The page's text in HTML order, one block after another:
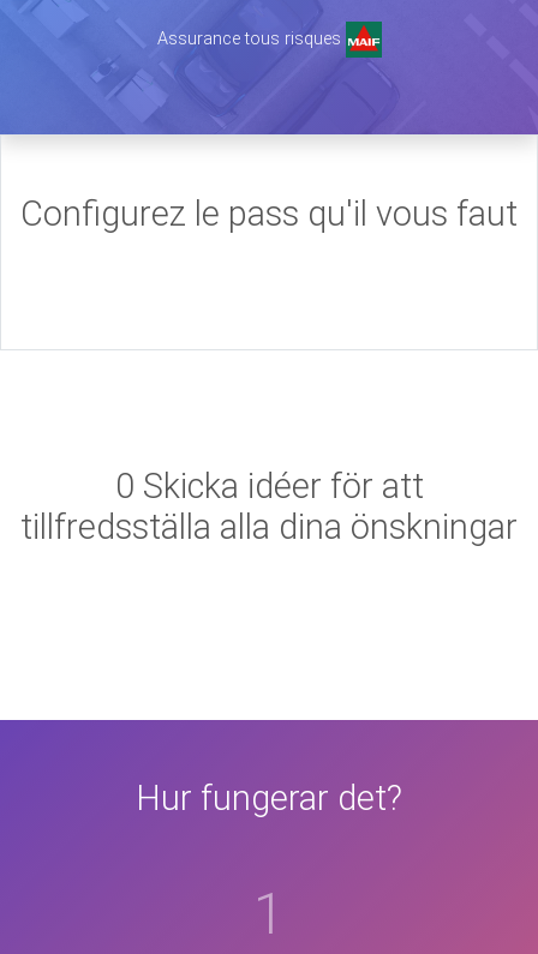
Assurance tous risques
Configurez le pass qu'il vous faut
0 Skicka idéer för att
tillfredsställa alla dina önskningar
Hur fungerar det?
1